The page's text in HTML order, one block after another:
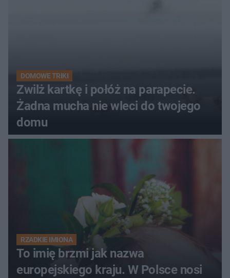
DOMOWE TRIKI
Zwilż kartkę i połóż na parapecie.
Żadna mucha nie wleci do twojego
domu
RZADKIE IMIONA
To imię brzmi jak nazwa
europejskiego kraju. W Polsce nosi